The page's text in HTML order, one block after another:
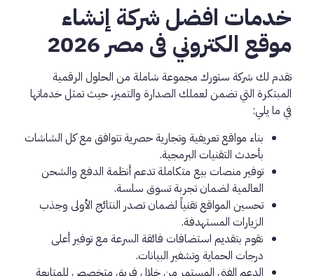
خدمات افضل شركة إنشاء
موقع الكتروني فى مصر 2026
تقدم لك شركة ستورك مجموعة شاملة من الحلول الرقمية
المبتكرة التي تضمن لعملك الصدارة والتميز، حيث تمثل خدماتها
في ما يلي:
بناء مواقع تعريفية وتجارية حصرية تتوافق مع كل الشاشات
بأحدث التقنيات البرمجية.
توفير منصات بيع متكاملة تدعم أنظمة الدفع والشحن
العالمية لضمان تجربة تسوق سلسة.
تحسين المواقع تقنياً لضمان تصدر النتائج الأولى وجذب
الزيارات المستهدفة.
نقوم بتقديم استضافات فائقة السرعة مع توفير أعلى
درجات الحماية وتشفير البيانات.
الدعم الفني المستمر من خلال فريق متخصص للمتابعة